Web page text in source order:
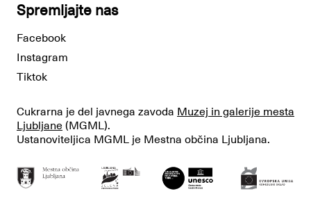
Spremljajte nas
Facebook
Instagram
Tiktok
Cukrarna je del javnega zavoda Muzej in galerije mesta
Ljubljane (MGML).
Ustanoviteljica MGML je Mestna občina Ljubljana.